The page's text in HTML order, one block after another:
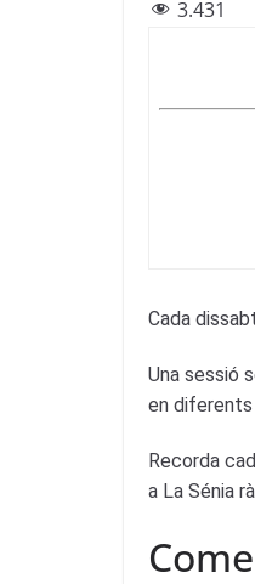
c
b
3.431
Cada
Una sessió
en diferents
Recorda
a La Sénia